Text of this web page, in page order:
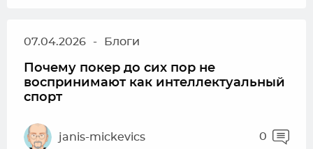
07.04.2026 - Блоги
Почему покер до сих пор не
воспринимают как интеллектуальный
спорт
janis-mickevics 0